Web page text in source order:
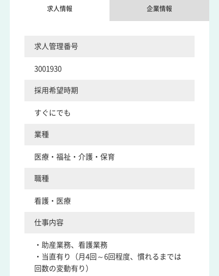
求人情報 企業情報
求人管理番号
3001930
採用希望時期
すぐにでも
業種
医療・福祉・介護・保育
職種
看護・医療
仕事内容
・助産業務、看護業務
・当直有り（月4回～6回程度、慣れるまでは
回数の変動有り）